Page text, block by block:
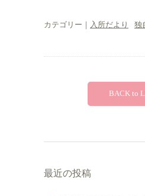
カテゴリー｜ 入所だより 独
BACK to
最近の投稿